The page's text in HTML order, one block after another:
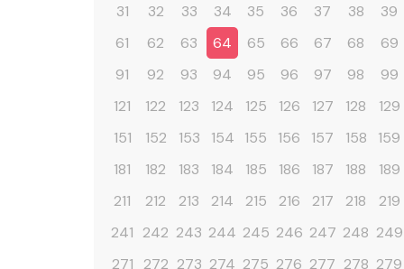
31
32 33 34 35 36 37 38 39
61
62 63 64 65 66 67 68 69
91
92 93 94 95 96 97 98 99
121
122 123 124 125 126 127 128 129
151
152 153 154 155 156 157 158 159
181
182 183 184 185 186 187 188 189
211
212 213 214 215 216 217 218 219
241 242 243 244 245 246 247 248 249
271
272 273 274 275 276 277 278 279